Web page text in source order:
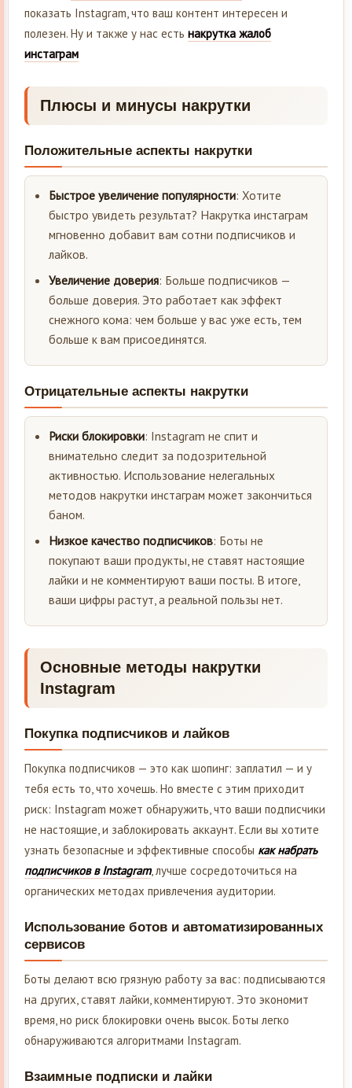
показать Instagram, что ваш контент интересен и
полезен. Ну и также у нас есть накрутка жалоб
инстаграм
Плюсы и минусы накрутки
Положительные аспекты накрутки
Быстрое увеличение популярности: Хотите
быстро увидеть результат? Накрутка инстаграм
мгновенно добавит вам сотни подписчиков и
лайков.
Увеличение доверия: Больше подписчиков —
больше доверия. Это работает как эффект
снежного кома: чем больше у вас уже есть, тем
больше к вам присоединятся.
Отрицательные аспекты накрутки
Риски блокировки: Instagram не спит и
внимательно следит за подозрительной
активностью. Использование нелегальных
методов накрутки инстаграм может закончиться
баном.
Низкое качество подписчиков: Боты не
покупают ваши продукты, не ставят настоящие
лайки и не комментируют ваши посты. В итоге,
ваши цифры растут, а реальной пользы нет.
Основные методы накрутки
Instagram
Покупка подписчиков и лайков
Покупка подписчиков — это как шопинг: заплатил — и у
тебя есть то, что хочешь. Но вместе с этим приходит
риск: Instagram может обнаружить, что ваши подписчики
не настоящие, и заблокировать аккаунт. Если вы хотите
узнать безопасные и эффективные способы как набрать
подписчиков в Instagram, лучше сосредоточиться на
органических методах привлечения аудитории.
Использование ботов и автоматизированных
сервисов
Боты делают всю грязную работу за вас: подписываются
на других, ставят лайки, комментируют. Это экономит
время, но риск блокировки очень высок. Боты легко
обнаруживаются алгоритмами Instagram.
Взаимные подписки и лайки